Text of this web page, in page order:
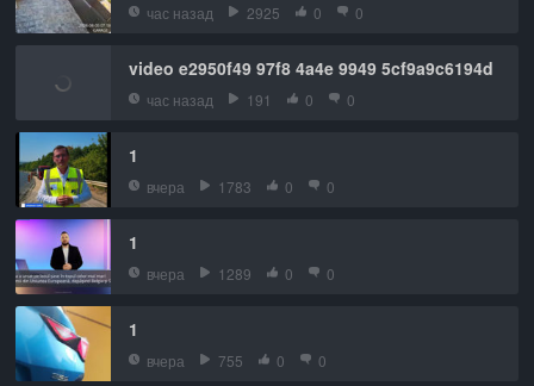
час назад 2925 0 0
video e2950f49 97f8 4a4e 9949 5cf9a9c6194d
час назад 191 0 0
1
вчера 1783 0 0
1
вчера 1289 0 0
1
вчера 755 0 0